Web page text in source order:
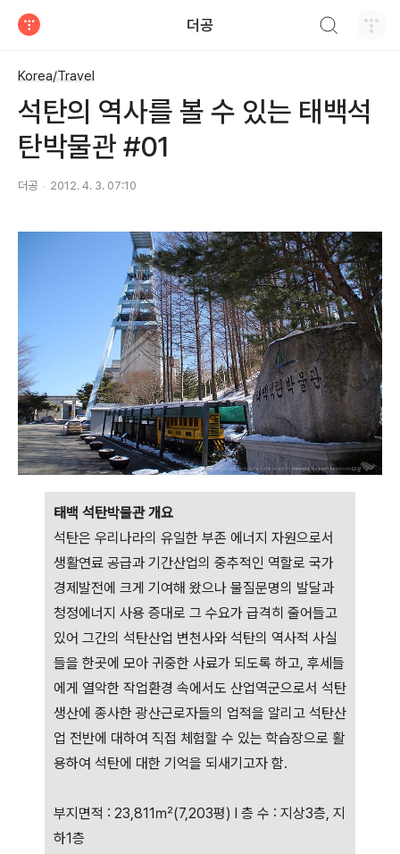
더공
Korea/Travel
석탄의 역사를 볼 수 있는 태백석
탄박물관 #01
더공 2012. 4. 3. 07:10
태백 석탄박물관 개요
석탄은 우리나라의 유일한 부존 에너지 자원으로서
생활연료 공급과 기간산업의 중추적인 역할로 국가
경제발전에 크게 기여해 왔으나 물질문명의 발달과
청정에너지 사용 증대로 그 수요가 급격히 줄어들고
있어 그간의 석탄산업 변천사와 석탄의 역사적 사실
들을 한곳에 모아 귀중한 사료가 되도록 하고, 후세들
에게 열악한 작업환경 속에서도 산업역군으로서 석탄
생산에 종사한 광산근로자들의 업적을 알리고 석탄산
업 전반에 대하여 직접 체험할 수 있는 학습장으로 활
용하여 석탄에 대한 기억을 되새기고자 함.
부지면적 : 23,811㎡(7,203평) l 층 수 : 지상3층, 지
하1층